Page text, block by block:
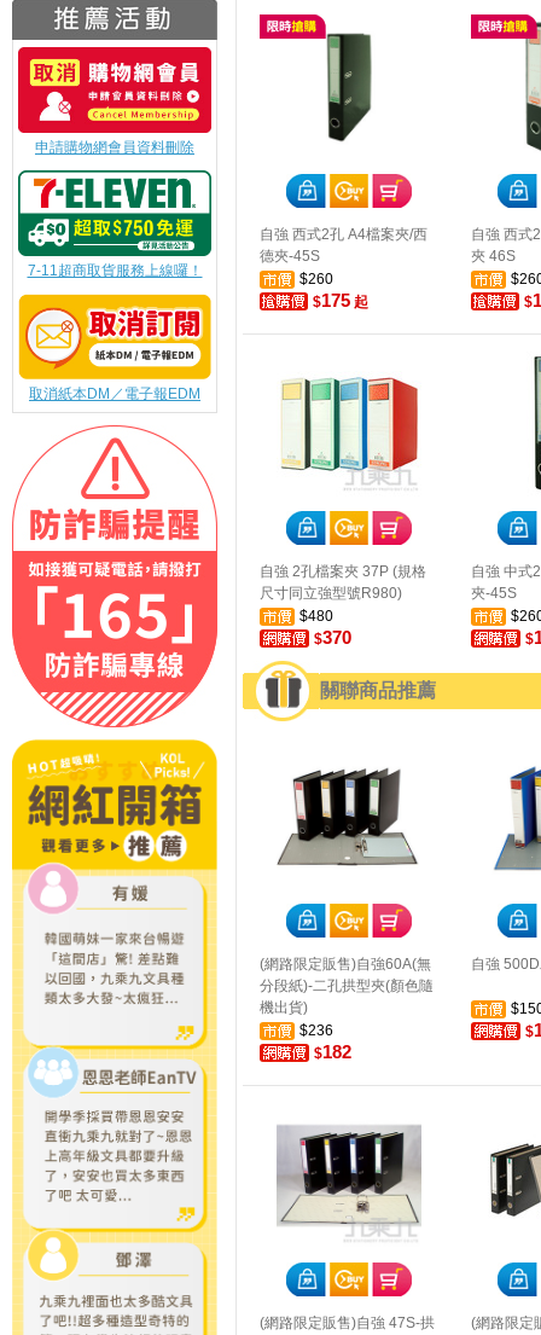
申請購物網會員資料刪除
7-11超商取貨服務上線囉！
取消紙本DM／電子報EDM
自強 西式2孔 A4檔案夾/西
德夾-45S
$260
$175起
自強 西式
夾 46S
$
自強 2孔檔案夾 37P (規格
尺寸同立強型號R980)
$480
$370
自強 中式
夾-45S
$
關聯商品推薦
(網路限定販售)自強60A(無
分段紙)-二孔拱型夾(顏色隨
機出貨)
$236
$182
自強
$
(網路限定販售)自強 47S-拱
(網路限定